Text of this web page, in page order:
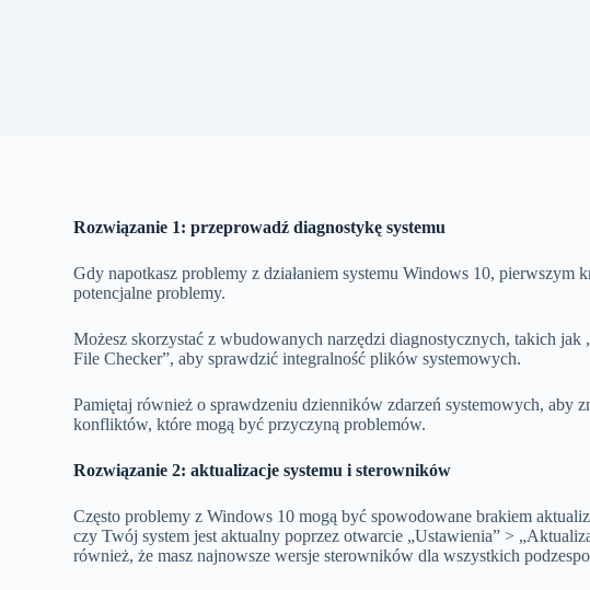
Rozwiązanie 1: przeprowadź diagnostykę systemu
Gdy napotkasz problemy z działaniem systemu Windows 10,
potencjalne problemy.
Możesz skorzystać z wbudowanych narzędzi diagnostycznych, takich
File Checker”, aby sprawdzić integralność plików systemowych.
Pamiętaj również o sprawdzeniu dzienników zdarzeń systemowych, aby
konfliktów, które mogą być przyczyną problemów.
Rozwiązanie 2: aktualizacje systemu i sterowników
Często problemy z Windows 10 mogą być spowodowane brakiem
czy Twój system jest aktualny poprzez otwarcie „Ustawienia” >
również, że masz najnowsze wersje sterowników dla wszystkich